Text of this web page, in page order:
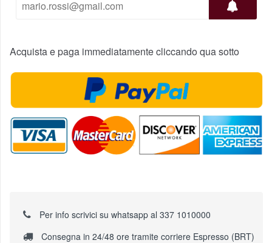
Acquista e paga immediatamente cliccando qua sotto
Per info scrivici su whatsapp al 337 1010000
Consegna in 24/48 ore tramite corriere Espresso (BRT)